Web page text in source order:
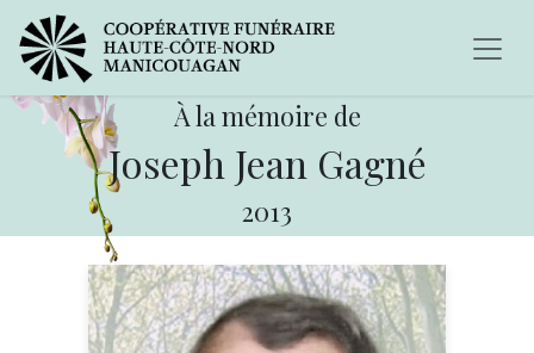
À la mémoire de
Joseph Jean Gagné
2013